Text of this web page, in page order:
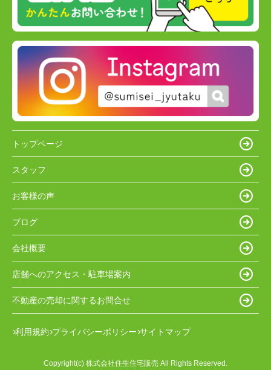
トップページ
スタッフ
お客様の声
ブログ
会社概要
店舗へのアクセス・駐車場案内
不動産の売却に関するお問合せ
利用規約 プライバシーポリシー サイトマップ
Copyright(c) 株式会社住生住宅販売 All Rights Reserved.